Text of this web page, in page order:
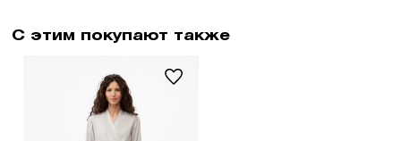
С этим покупают также